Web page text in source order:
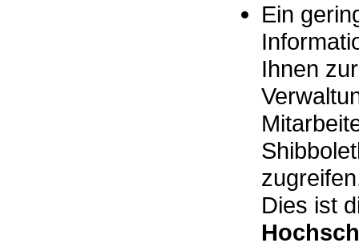
Ein
Ihnen
Dies ist